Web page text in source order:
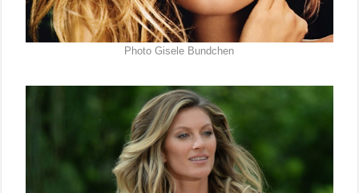
Photo Gisele Bundchen